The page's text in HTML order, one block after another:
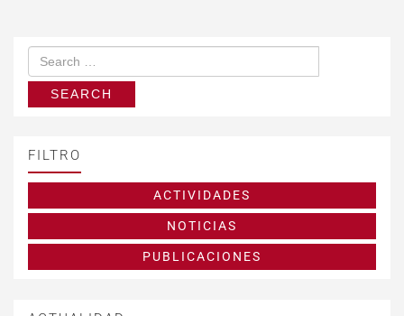
FILTRO
ACTIVIDADES
NOTICIAS
PUBLICACIONES